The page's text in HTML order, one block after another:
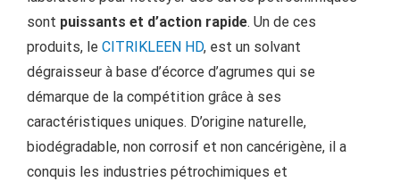
sont puissants et d’action rapide. Un de ces
produits, le CITRIKLEEN HD, est un solvant
dégraisseur à base d’écorce d’agrumes qui se
démarque de la compétition grâce à ses
caractéristiques uniques. D’origine naturelle,
biodégradable, non corrosif et non cancérigène, il a
conquis les industries pétrochimiques et